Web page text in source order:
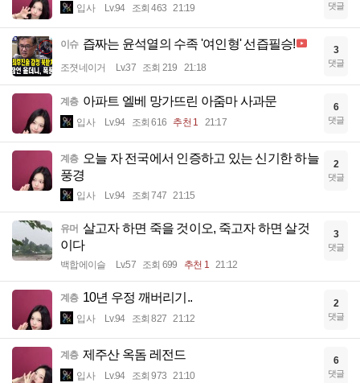
입사 Lv.94 조회 463 21:19 댓글
이슈 즙짜는 윤석열의 수족 '여인형' 선즙필승!
조졋네이거 Lv.37 조회 219 21:18
3
댓글
계층 아파트 엘베 망가뜨린 아줌마 사과문
입사 Lv.94 조회 616 추천 1 21:17
6
댓글
계층 오늘 자 전국에서 인증하고 있는 신기한 하늘
풍경
입사 Lv.94 조회 747 21:15
2
댓글
유머 살고자 하면 죽을 것이오, 죽고자 하면 살것
이다
백합에이슬 Lv.57 조회 699 추천 1 21:12
3
댓글
계층 10년 우정 깨버리기..
입사 Lv.94 조회 827 21:12
2
댓글
계층 제주산 옥돔 레전드
입사 Lv.94 조회 973 21:10
6
댓글